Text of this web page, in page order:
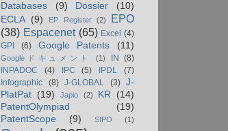
Databases (9) Dossier
(10)
ECLA (9) EP Register (2)
EPO
(38) Espacenet (65) Excel (4)
GPI
(6) Google Patents (11)
Googleドキュメント (1) IN
(8)
INPADOC
(4) IPC (5) IPDL
(7)
Infographic
(8) J-GLOBAL (3)
J-
PlatPat (19) Japio (2) KR
(14)
PatentOlympiad
(19)
PatentScope
(9) SIPO (1)